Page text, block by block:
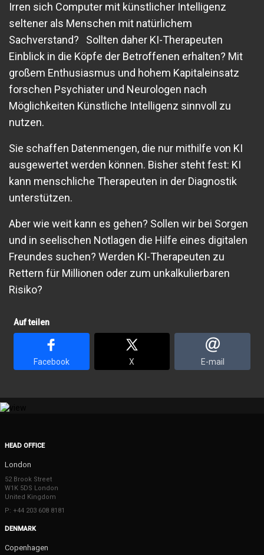
Irren sich Computer mit künstlicher Intelligenz
seltener als Menschen mit natürlichem
Sachverstand? Sollten daher KI-Therapeuten
Einblick in die Köpfe der Betroffenen erhalten? Mit
großem Enthusiasmus und hohem Kapitaleinsatz
forschen Psychiater und Neurologen nach
Möglichkeiten Künstliche Intelligenz sinnvoll zu
nutzen.
Sie schaffen Datenmengen, die nur mithilfe von KI
ausgewertet werden können. Bisher steht fest: KI
kann menschliche Therapeuten in der Diagnostik
unterstützen.
Aber wie weit kann es gehen? Sollen wir bei Sorgen
und in seelischen Notlagen die Hilfe eines digitalen
Freundes suchen? Werden KI-Therapeuten zu
Rettern für Millionen oder zum unkalkulierbaren
Risiko?
Auf teilen
Facebook X E-mail
HEAD OFFICE
London
52 Brook Street
W1K 5DS London
United Kingdom
P: +44 203 608 8181
DENMARK
Copenhagen